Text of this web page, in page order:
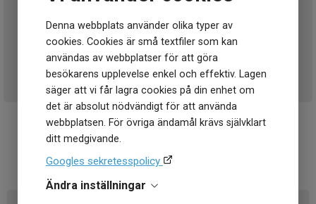
Denna webbplats använder olika typer av
cookies. Cookies är små textfiler som kan
användas av webbplatser för att göra
besökarens upplevelse enkel och effektiv. Lagen
säger att vi får lagra cookies på din enhet om
det är absolut nödvändigt för att använda
webbplatsen. För övriga ändamål krävs självklart
ditt medgivande.
Googles sekretesspolicy
Ändra inställningar
Jag godkänner Klockmasters hantering av
personuppgifter*
Skicka
FAQ – Returer & Ångra ditt
köp